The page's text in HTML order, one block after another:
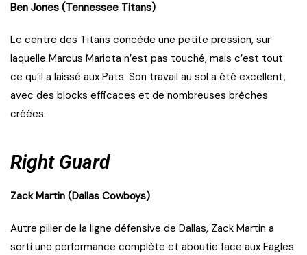
Ben Jones (Tennessee Titans)
Le centre des Titans concède une petite pression, sur
laquelle Marcus Mariota n’est pas touché, mais c’est tout
ce qu’il a laissé aux Pats. Son travail au sol a été excellent,
avec des blocks efficaces et de nombreuses brèches
créées.
Right Guard
Zack Martin (Dallas Cowboys)
Autre pilier de la ligne défensive de Dallas, Zack Martin a
sorti une performance complète et aboutie face aux Eagles.